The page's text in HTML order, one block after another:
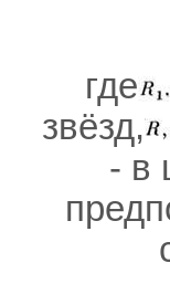
где
звёзд,
- в